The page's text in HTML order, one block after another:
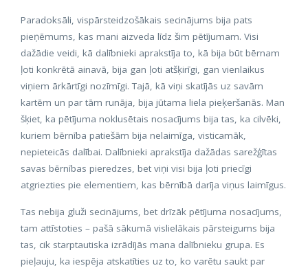
Paradoksāli, vispārsteidzošākais secinājums bija pats
pieņēmums, kas mani aizveda līdz šim pētījumam. Visi
dažādie veidi, kā dalībnieki aprakstīja to, kā bija būt bērnam
ļoti konkrētā ainavā, bija gan ļoti atšķirīgi, gan vienlaikus
viņiem ārkārtīgi nozīmīgi. Tajā, kā viņi skatījās uz savām
kartēm un par tām runāja, bija jūtama liela pieķeršanās. Man
šķiet, ka pētījuma noklusētais nosacījums bija tas, ka cilvēki,
kuriem bērnība patiešām bija nelaimīga, visticamāk,
nepieteicās dalībai. Dalībnieki aprakstīja dažādas sarežģītas
savas bērnības pieredzes, bet viņi visi bija ļoti priecīgi
atgriezties pie elementiem, kas bērnībā darīja viņus laimīgus.
Tas nebija gluži secinājums, bet drīzāk pētījuma nosacījums,
tam attīstoties – pašā sākumā vislielākais pārsteigums bija
tas, cik starptautiska izrādījās mana dalībnieku grupa. Es
pieļauju, ka iespēja atskatīties uz to, ko varētu saukt par